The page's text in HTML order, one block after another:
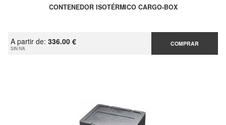
CONTENEDOR ISOTÉRMICO CARGO-BOX
A partir de: 336.00 €
SIN IVA
COMPRAR